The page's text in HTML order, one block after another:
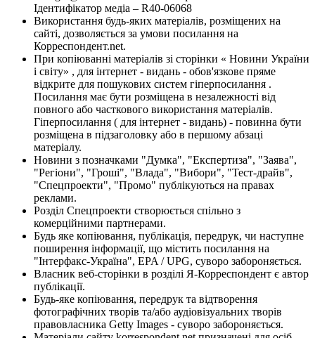
Ідентифікатор медіа – R40-06068
Використання будь-яких матеріалів, розміщених на
сайті, дозволяється за умови посилання на
Корреспондент.net.
При копіюванні матеріалів зі сторінки « Новини України
і світу» , для інтернет - видань - обов'язкове пряме
відкрите для пошукових систем гіперпосилання .
Посилання має бути розміщена в незалежності від
повного або часткового використання матеріалів.
Гіперпосилання ( для інтернет - видань) - повинна бути
розміщена в підзаголовку або в першому абзаці
матеріалу.
Новини з позначками "Думка", "Експертиза", "Заява",
"Регіони", "Гроші", "Влада", "Вибори", "Тест-драйв",
"Спецпроекти", "Промо" публікуються на правах
реклами.
Розділ Спецпроекти створюється спільно з
комерційними партнерами.
Будь яке копіювання, публікація, передрук, чи наступне
поширення інформації, що містить посилання на
"Інтерфакс-Україна", EPA / UPG, суворо забороняється.
Власник веб-сторінки в розділі Я-Корреспондент є автор
публікації.
Будь-яке копіювання, передрук та відтворення
фотографічних творів та/або аудіовізуальних творів
правовласника Getty Images - суворо забороняється.